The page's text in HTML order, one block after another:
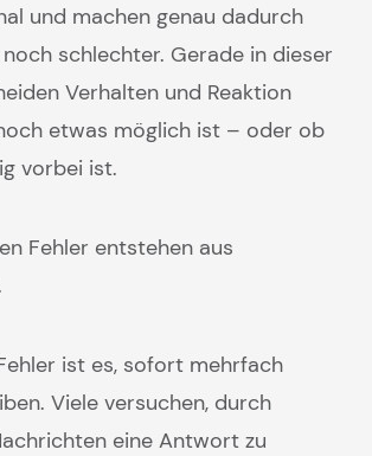
und machen genau dadurch
schlechter. Gerade in dieser
Verhalten und Reaktion
etwas möglich ist – oder ob
vorbei ist.
Fehler entstehen aus
ist es, sofort mehrfach
Viele versuchen, durch
eine Antwort zu